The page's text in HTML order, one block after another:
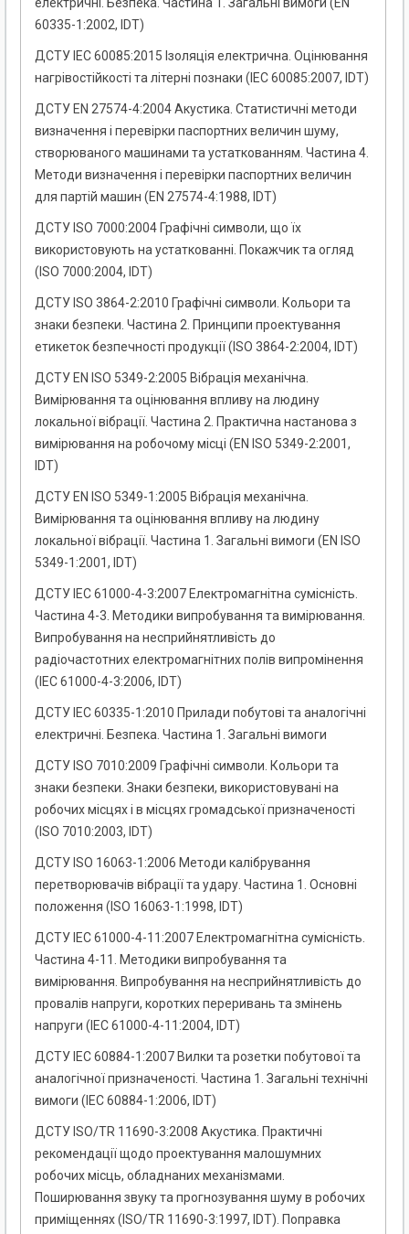
електричні. Безпека. Частина 1. Загальні вимоги (EN
60335-1:2002, IDT)
ДСТУ ІЕС 60085:2015 Ізоляція електрична. Оцінювання
нагрівостійкості та літерні познаки (ІЕС 60085:2007, IDT)
ДСТУ EN 27574-4:2004 Акустика. Статистичнi методи
визначення i перевiрки паспортних величин шуму,
створюваного машинами та устаткованням. Частина 4.
Методи визначення i перевiрки паспортних величин
для партiй машин (EN 27574-4:1988, IDT)
ДСТУ ISO 7000:2004 Графічні символи, що їх
використовують на устаткованні. Покажчик та огляд
(ISO 7000:2004, IDT)
ДСТУ ISO 3864-2:2010 Графічні символи. Кольори та
знаки безпеки. Частина 2. Принципи проектування
етикеток безпечності продукції (ISO 3864-2:2004, IDT)
ДСТУ EN ISO 5349-2:2005 Вібрація механічна.
Вимірювання та оцінювання впливу на людину
локальної вібрації. Частина 2. Практична настанова з
вимірювання на робочому місці (EN ISO 5349-2:2001,
IDT)
ДСТУ EN ISO 5349-1:2005 Вібрація механічна.
Вимірювання та оцінювання впливу на людину
локальної вібрації. Частина 1. Загальні вимоги (EN ISO
5349-1:2001, IDT)
ДСТУ IEC 61000-4-3:2007 Електромагнітна сумісність.
Частина 4-3. Методики випробування та вимірювання.
Випробування на несприйнятливість до
радіочастотних електромагнітних полів випромінення
(ІЕС 61000-4-3:2006, IDT)
ДСТУ ІЕС 60335-1:2010 Прилади побутові та аналогічні
електричні. Безпека. Частина 1. Загальні вимоги
ДСТУ ISO 7010:2009 Графічні символи. Кольори та
знаки безпеки. Знаки безпеки, використовувані на
робочих місцях і в місцях громадської призначеності
(ISO 7010:2003, IDT)
ДСТУ ISO 16063-1:2006 Методи калібрування
перетворювачів вібрації та удару. Частина 1. Основні
положення (ІSO 16063-1:1998, ІDT)
ДСТУ IEC 61000-4-11:2007 Електромагнітна сумісність.
Частина 4-11. Методики випробування та
вимірювання. Випробування на несприйнятливість до
провалів напруги, коротких переривань та змінень
напруги (ІEC 61000-4-11:2004, ІDT)
ДСТУ IEC 60884-1:2007 Вилки та розетки побутової та
аналогічної призначеності. Частина 1. Загальні технічні
вимоги (ІEC 60884-1:2006, ІDT)
ДСТУ ISO/TR 11690-3:2008 Акустика. Практичні
рекомендації щодо проектування малошумних
робочих місць, обладнаних механізмами.
Поширювання звуку та прогнозування шуму в робочих
приміщеннях (ISO/TR 11690-3:1997, IDT). Поправка